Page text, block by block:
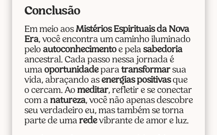
Conclusão
Em meio aosMistérios Espirituais da Nova
Era, você encontra um caminho iluminado
pelo autoconhecimentoe pela sabedoria
ancestral. Cada passo nessa jornada é
uma oportunidadepara transformarsua
vida, abraçando as energias positivasque
o cercam. Ao meditar, refletir e se conectar
com a natureza, você não apenas descobre
seu verdadeiro eu, mas também se torna
parte de uma redevibrante de amor e luz.